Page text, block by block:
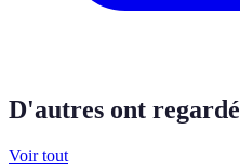
D'autres ont regardé
Voir tout